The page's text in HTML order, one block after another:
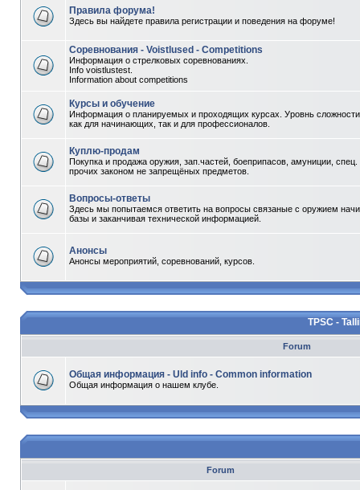
Правила форума!
Здесь вы найдете правила регистрации и поведения на форуме!
Соревнования - Voistlused - Competitions
Информация о стрелковых соревнованиях.
Info voistlustest.
Information about competitions
Курсы и обучение
Информация о планируемых и проходящих курсах. Уровнь
как для начинающих, так и для профессионалов.
Куплю-продам
Покупка и продажа оружия, зап.частей, боеприпасов, амуниции, спец.
прочих законом не запрещёных предметов.
Вопросы-ответы
Здесь мы попытаемся ответить на вопросы связаные с оружием
базы и заканчивая технической информацией.
Анонсы
Анонсы мероприятий, соревнований, курсов.
TPSC -
Forum
Общая информация - Uld info - Common information
Общая информация о нашем клубе.
Forum